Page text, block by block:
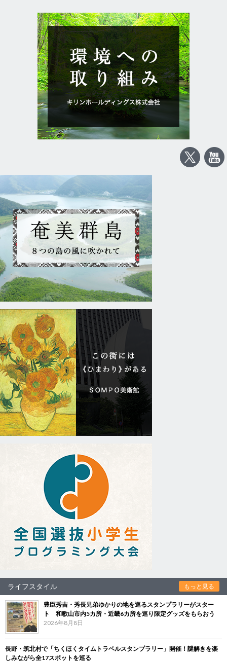
ライフスタイル もっと見る
豊臣秀吉・秀長兄弟ゆかりの地を巡るスタンプラリーがスター
ト 和歌山市内5カ所・近畿6カ所を巡り限定グッズをもらおう
2026年8月8日
長野・筑北村で「ちくほくタイムトラベルスタンプラリー」開催！謎解きを楽
しみながら全17スポットを巡る